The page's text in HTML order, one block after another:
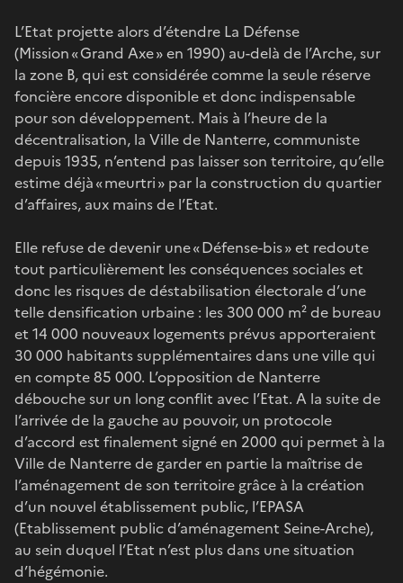
L’Etat projette alors d’étendre La Défense
(Mission « Grand Axe » en 1990) au-delà de l’Arche, sur
la zone B, qui est considérée comme la seule réserve
foncière encore disponible et donc indispensable
pour son développement. Mais à l’heure de la
décentralisation, la Ville de Nanterre, communiste
depuis 1935, n’entend pas laisser son territoire, qu’elle
estime déjà « meurtri » par la construction du quartier
d’affaires, aux mains de l’Etat.
Elle refuse de devenir une « Défense-bis » et redoute
tout particulièrement les conséquences sociales et
donc les risques de déstabilisation électorale d’une
telle densification urbaine : les 300 000 m² de bureau
et 14 000 nouveaux logements prévus apporteraient
30 000 habitants supplémentaires dans une ville qui
en compte 85 000. L’opposition de Nanterre
débouche sur un long conflit avec l’Etat. A la suite de
l’arrivée de la gauche au pouvoir, un protocole
d’accord est finalement signé en 2000 qui permet à la
Ville de Nanterre de garder en partie la maîtrise de
l’aménagement de son territoire grâce à la création
d’un nouvel établissement public, l’EPASA
(Etablissement public d’aménagement Seine-Arche),
au sein duquel l’Etat n’est plus dans une situation
d’hégémonie.